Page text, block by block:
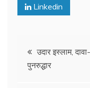
Linkedin
Post
navigation
उदार इस्लाम,
पुनरुद्धार